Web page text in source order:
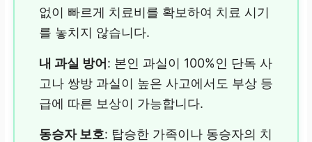
없이 빠르게 치료비를 확보하여 치료 시기
를 놓치지 않습니다.
내 과실 방어 : 본인 과실이 100%인 단독 사
고나 쌍방 과실이 높은 사고에서도 부상 등
급에 따른 보상이 가능합니다.
동승자 보호: 탑승한 가족이나 동승자의 치